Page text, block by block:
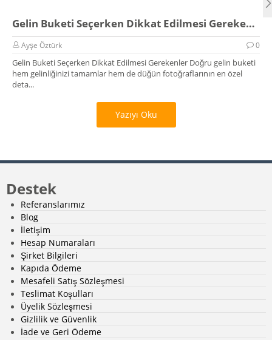
Gelin Buketi Seçerken Dikkat Edilmesi Gerekenler
Ayşe Öztürk 0
Gelin Buketi Seçerken Dikkat Edilmesi Gerekenler Doğru gelin buketi
hem gelinliğinizi tamamlar hem de düğün fotoğraflarının en özel
deta...
Yazıyı Oku
Destek
Referanslarımız
Blog
İletişim
Hesap Numaraları
Şirket Bilgileri
Kapıda Ödeme
Mesafeli Satış Sözleşmesi
Teslimat Koşulları
Üyelik Sözleşmesi
Gizlilik ve Güvenlik
İade ve Geri Ödeme